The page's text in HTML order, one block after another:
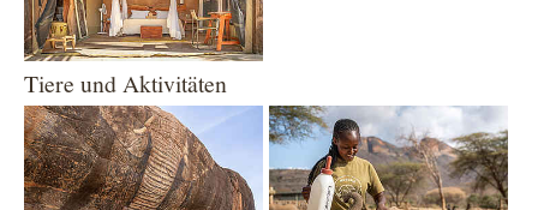
Tiere und Aktivitäten
Show larger version Show larger version